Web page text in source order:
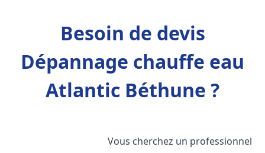
Besoin de devis
Dépannage chauffe eau
Atlantic Béthune ?
Vous cherchez un professionnel